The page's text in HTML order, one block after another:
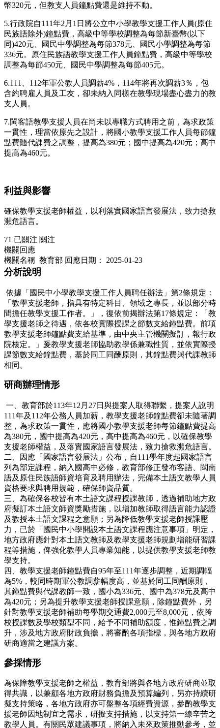
幣320元，但教支人員鐘點費還是維持不動。
5.行政院自111年2月1日將公立中小學教學支援工作人員(原住
民族語除外)鐘點費，高級中等學校調整為每節新臺幣(以下
同)420元、國民中學調整為每節378元、國民小學調整為每節
336元。原住民族語教學支援工作人員鐘點費，高級中等學校
調整為每節450元、國民中學調整為每節405元。
6.111、112年軍公教人員調薪4%，114年將再次調薪3％，包
含約聘雇人員及工友，卻未納入同樣在教學現場盡心盡力的教
支人員。
7.閩客語教學支援人員在尚未以專職方式聘用之前，為求政策
一貫性，理當依原先之設計，將國小教學支援工作人員每節鐘
點費隨代課費之調整，提高為380元；國中提高為420元；高中
提高為460元。
利益與影響
確保教學支援老師權益，以利落實國家語言發展法，致力搶救
瀕危語言。
71 已關注 關注
機關回應
機關名稱 教育部 回應日期： 2025-01-23
分析說明
依據「國民中小學教學支援工作人員聘任辦法」第2條規定：
「教學支援老師，指具有特定科目、領域之專長，並以部分時
間擔任教學支援工作者。」，復依前揭辦法第17條規定：「教
學支援老師之待遇，依各校實際授課之節數支給鐘點費。前項
教學支援老師鐘點費支給基準，由中央主管機關擬訂，報行政
院核定。」爰教學支援老師協助教學係兼職性質，並依實際授
課節數支給鐘點費，基於同工同酬原則，其鐘點費與代課教師
相同。
研商辦理情形
一、教育部於113年12月27日與提案人取得聯繫，提案人說明
111年及112年公務人員加薪，教學支援老師鐘點費卻未隨著調
整，為求政策一貫性，應將國小教學支援老師每節鐘點費提高
為380元，國中提高為420元，高中提高為460元，以確保教學
支援老師權益，及落實國家語言發展法，致力搶救瀕危語言。
二、因應「國家語言發展法」公布，自111學年度起國家語言
列為部定課程，納入國高中必修，教育部修正發布客語、閩南
語及原住民族語師資培育及聘用辦法，完備本土語文教學人員
資格要求與聘用規範，確保師資品質。
三、為確保各校皆有本土語文課程授課教師，透過補助地方政
府擬訂本土語文師資獎勵措施，以增加教師取得語言能力認證
及教授本土語文課程之意願；另為降低教學支援老師授課壓
力，已於「國民中小學開設本土語文課程應注意事項」明定，
地方政府應針對本土語文教師及教學支援老師規劃增能研習課
程等措施，俾強化教學人員專業知能，以提供教學支援老師教
學支持。
四、教學支援老師鐘點費自95年至111年逐步調整，近期調幅
為5%，較同時期軍公教調薪幅度高，並基於同工同酬原則，
其鐘點費與代課教師一致，國小為336元、國中為378元及高中
為420元；另為提升教學支援老師授課意願，除鐘點費外，另
針對教學支援老師補助每學期交通費2,000元至8,000元，依跨
校授課數及學校類型不同，給予不同補助額度，惟鐘點費之調
升，涉及地方政府財政負擔，將審酌各項指標，與各地方政府
研商適當之建議方案。
參採情形
為保障教學支援老師之權益，教育部將與各地方政府研商並取
得共識，以兼顧各地方政府財務負擔及預算編列，另亦持續研
擬支持策略，各地方政府亦可盤整各項經費資源，參酌教學支
援老師因地制宜之需求，研擬支持措施，以支持第一線辛苦之
教學人員。有關民眾建議事項，將納入未來政策推動參考，並